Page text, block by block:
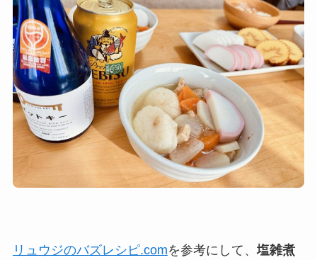
リュウジのバズレシピ.comを参考にして、 塩雑煮